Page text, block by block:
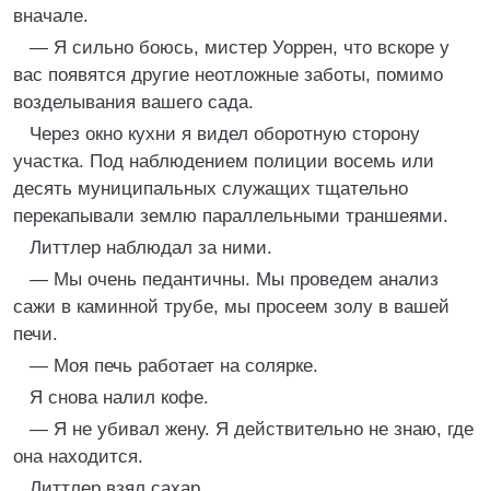
вначале.
— Я сильно боюсь, мистер Уоррен, что вскоре у
вас появятся другие неотложные заботы, помимо
возделывания вашего сада.
Через окно кухни я видел оборотную сторону
участка. Под наблюдением полиции восемь или
десять муниципальных служащих тщательно
перекапывали землю параллельными траншеями.
Литтлер наблюдал за ними.
— Мы очень педантичны. Мы проведем анализ
сажи в каминной трубе, мы просеем золу в вашей
печи.
— Моя печь работает на солярке.
Я снова налил кофе.
— Я не убивал жену. Я действительно не знаю, где
она находится.